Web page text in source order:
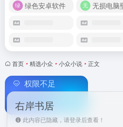
绿色安卓软件
首页 • 精选小众 • 小众小说 • 正文
权限不足
右岸书居
此内容已隐藏，请登录后查看！